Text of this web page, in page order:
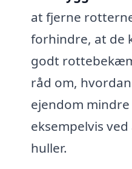
at fjerne
forhindre, at de
godt
råd om,
ejendom
eksempelvis
huller.